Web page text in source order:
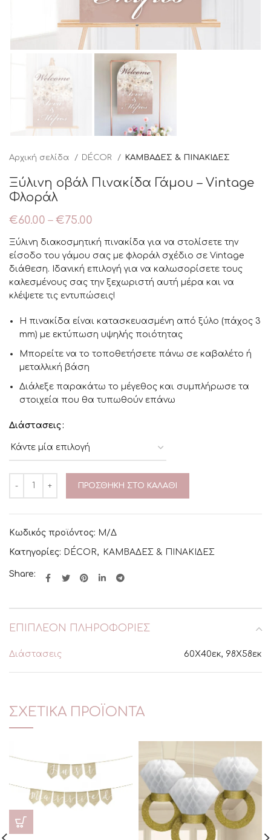
Αρχική σελίδα DÉCOR ΚΑΜΒΑΔΕΣ & ΠΙΝΑΚΙΔΕΣ
Ξύλινη οβάλ Πινακίδα Γάμου – Vintage
Φλοράλ
€60.00 – €75.00
Ξύλινη διακοσμητική πινακίδα για να στολίσετε την
είσοδο του γάμου σας με φλοράλ σχέδιο σε Vintage
διάθεση. Ιδανική επιλογή για να καλωσορίσετε τους
καλεσμένους σας την ξεχωριστή αυτή μέρα και να
κλέψετε τις εντυπώσεις!
H πινακίδα είναι κατασκευασμένη από ξύλο (πάχος 3
mm) με εκτύπωση υψηλής ποιότητας
Μπορείτε να το τοποθετήσετε πάνω σε καβαλέτο ή
μεταλλική βάση
Διάλεξε παρακάτω το μέγεθος και συμπλήρωσε τα
στοιχεία που θα τυπωθούν επάνω
Διάστασεις
ΠΡΟΣΘΉΚΗ ΣΤΟ ΚΑΛΆΘΙ
Κωδικός προϊόντος: Μ/Δ
Κατηγορίες: DÉCOR, ΚΑΜΒΑΔΕΣ & ΠΙΝΑΚΙΔΕΣ
Share:
ΕΠΙΠΛΈΟΝ ΠΛΗΡΟΦΟΡΊΕΣ
Διάστασεις 60Χ40εκ, 98Χ58εκ
ΣΧΕΤΙΚΆ ΠΡΟΪΌΝΤΑ